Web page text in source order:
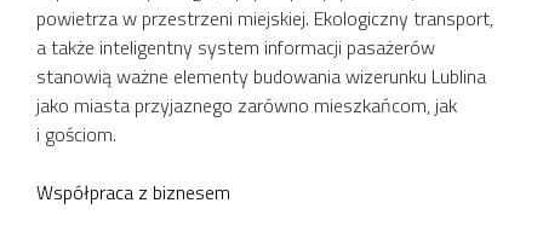
powietrza w przestrzeni miejskiej. Ekologiczny transport,
a także inteligentny system informacji pasażerów
stanowią ważne elementy budowania wizerunku Lublina
jako miasta przyjaznego zarówno mieszkańcom, jak
i gościom.
Współpraca z biznesem